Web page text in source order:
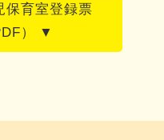
保育室登録票
）